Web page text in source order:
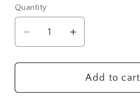
Quantity
Quantity
Decrease
quantity
for
pour
Increase
quantity
for
Parfum
pour
Add to cart